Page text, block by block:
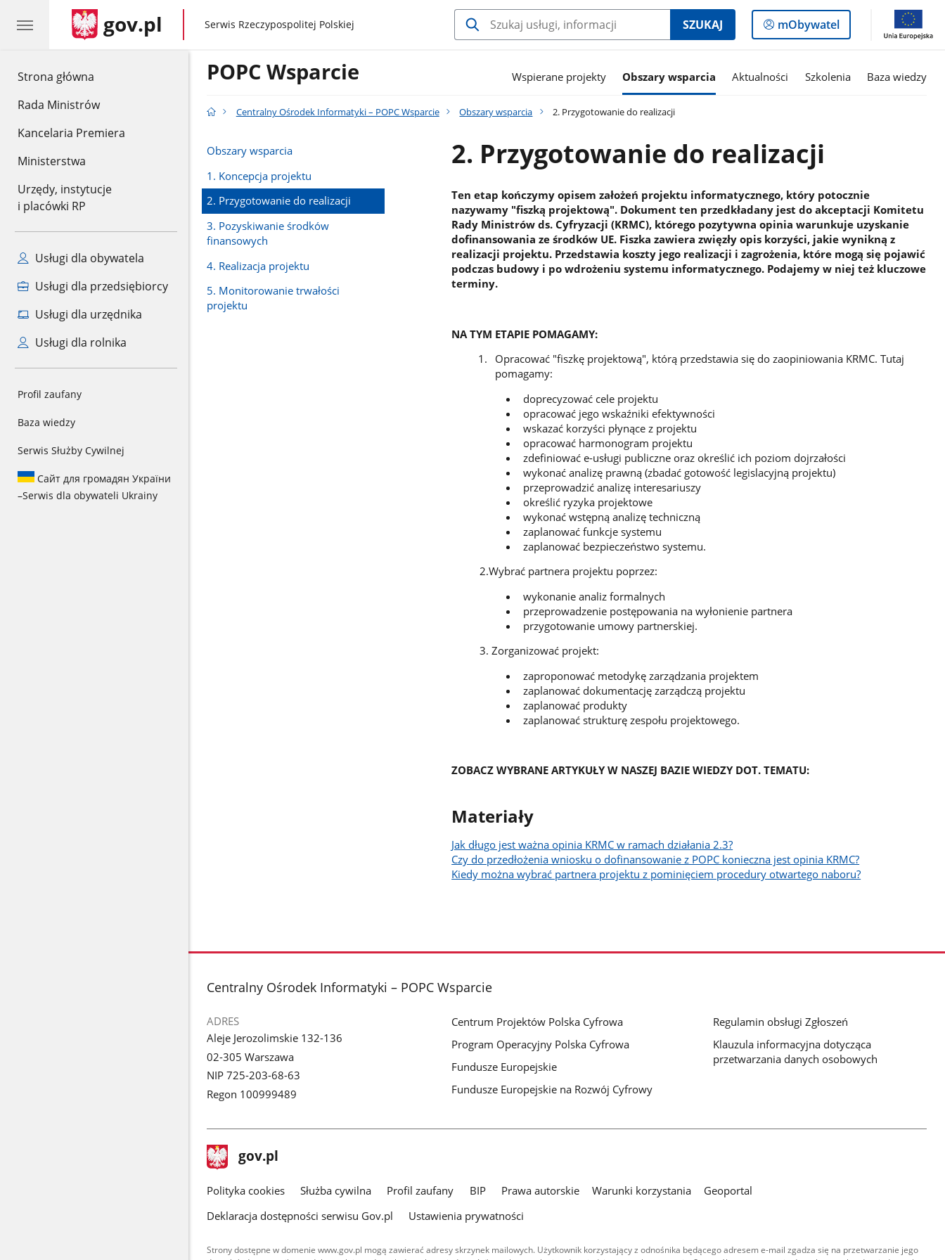
Strona główna
Rada Ministrów
Kancelaria Premiera
Ministerstwa
Urzędy, instytucje
i placówki RP
Usługi dla obywatela
Usługi dla przedsiębiorcy
Usługi dla urzędnika
Usługi dla rolnika
Profil zaufany
Baza wiedzy
Serwis Służby Cywilnej
Сайт для громадян України
–Serwis dla obywateli Ukrainy
gov.pl gov.pl
Serwis Rzeczypospolitej Polskiej SZUKAJ
Logowanie
do
mObywatel
POPC Wsparcie Wspierane projekty Obszary wsparcia Aktualności Szkolenia Baza wiedzy
Centralny Ośrodek Informatyki – POPC Wsparcie Obszary wsparcia 2. Przygotowanie do realizacji
Obszary wsparcia
1. Koncepcja projektu
2. Przygotowanie do realizacji
3. Pozyskiwanie środków
finansowych
4. Realizacja projektu
5. Monitorowanie trwałości
projektu
2. Przygotowanie do realizacji
Ten etap kończymy opisem założeń projektu informatycznego, który potocznie
nazywamy "fiszką projektową". Dokument ten przedkładany jest do akceptacji Komitetu
Rady Ministrów ds. Cyfryzacji (KRMC), którego pozytywna opinia warunkuje uzyskanie
dofinansowania ze środków UE. Fiszka zawiera zwięzły opis korzyści, jakie wynikną z
realizacji projektu. Przedstawia koszty jego realizacji i zagrożenia, które mogą się pojawić
podczas budowy i po wdrożeniu systemu informatycznego. Podajemy w niej też kluczowe
terminy.
NA TYM ETAPIE POMAGAMY:
Opracować "fiszkę projektową", którą przedstawia się do zaopiniowania KRMC. Tutaj
pomagamy:
doprecyzować cele projektu
opracować jego wskaźniki efektywności
wskazać korzyści płynące z projektu
opracować harmonogram projektu
zdefiniować e-usługi publiczne oraz określić ich poziom dojrzałości
wykonać analizę prawną (zbadać gotowość legislacyjną projektu)
przeprowadzić analizę interesariuszy
określić ryzyka projektowe
wykonać wstępną analizę techniczną
zaplanować funkcje systemu
zaplanować bezpieczeństwo systemu.
2.Wybrać partnera projektu poprzez:
wykonanie analiz formalnych
przeprowadzenie postępowania na wyłonienie partnera
przygotowanie umowy partnerskiej.
3. Zorganizować projekt:
zaproponować metodykę zarządzania projektem
zaplanować dokumentację zarządczą projektu
zaplanować produkty
zaplanować strukturę zespołu projektowego.
ZOBACZ WYBRANE ARTYKUŁY W NASZEJ BAZIE WIEDZY DOT. TEMATU:
Materiały
Jak długo jest ważna opinia KRMC w ramach działania 2.3?
Czy do przedłożenia wniosku o dofinansowanie z POPC konieczna jest opinia KRMC?
Kiedy można wybrać partnera projektu z pominięciem procedury otwartego naboru?
stopka
Centralny Ośrodek Informatyki – POPC Wsparcie
ADRES
Aleje Jerozolimskie 132-136
02-305 Warszawa
NIP 725-203-68-63
Regon 100999489
Centrum Projektów Polska Cyfrowa
Program Operacyjny Polska Cyfrowa
Fundusze Europejskie
Fundusze Europejskie na Rozwój Cyfrowy
Regulamin obsługi Zgłoszeń
Klauzula informacyjna dotycząca
przetwarzania danych osobowych
stopka
gov.pl Strona
gov.pl
gov.pl
Polityka cookies Służba cywilna Profil zaufany BIP Prawa autorskie Warunki korzystania
Geoportal
Deklaracja dostępności serwisu Gov.pl
Ustawienia prywatności
Strony dostępne w domenie www.gov.pl mogą zawierać adresy skrzynek mailowych. Użytkownik korzystający z odnośnika będącego adresem e-mail zgadza się na przetwarzanie jego